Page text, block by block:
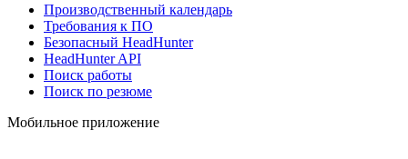
Производственный календарь
Требования к ПО
Безопасный HeadHunter
HeadHunter API
Поиск работы
Поиск по резюме
Мобильное приложение